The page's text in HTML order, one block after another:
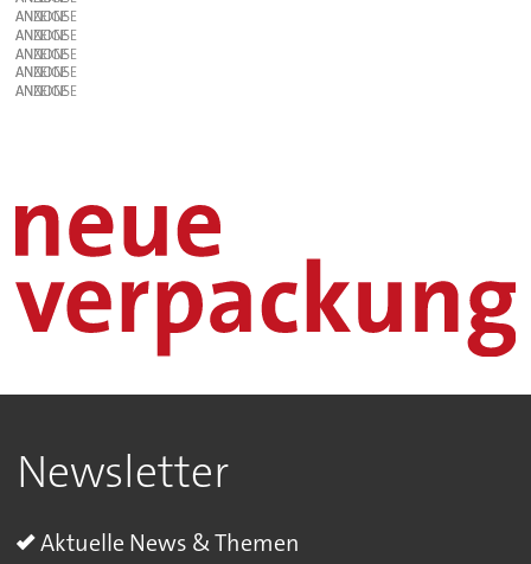
ANZEIGE
ANZEIGE
ANZEIGE
ANZEIGE
ANZEIGE
Newsletter
Aktuelle News & Themen